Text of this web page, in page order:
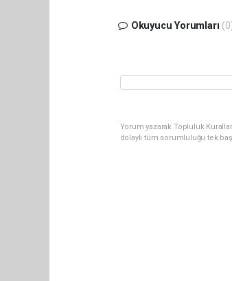
Okuyucu Yorumları
Yorum yazarak Topluluk
dolaylı tüm sorumluluğu tek